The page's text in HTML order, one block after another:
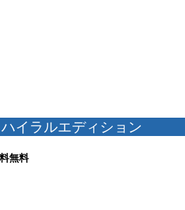
イラルエディション
無料